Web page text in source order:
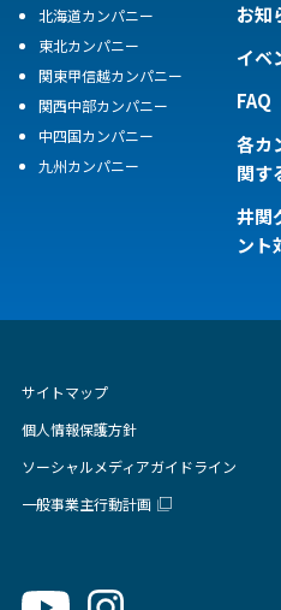
北海道カンパニー
東北カンパニー
関東甲信越カンパニー
関西中部カンパニー
中四国カンパニー
九州カンパニー
お知
イベ
FAQ
各カ
関す
井関
ント
サイトマップ
個人情報保護方針
ソーシャルメディアガイドライン
一般事業主行動計画